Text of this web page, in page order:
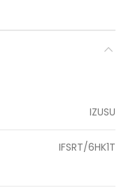
IZUSU
IFSRT/6HK1T